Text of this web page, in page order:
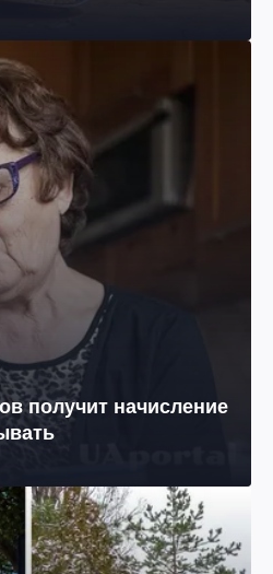
получит начисление